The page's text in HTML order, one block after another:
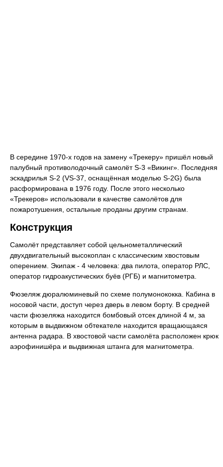
В середине 1970-х годов на замену «Трекеру» пришёл новый
палубный противолодочный самолёт S-3 «Викинг». Последняя
эскадрилья S-2 (VS-37, оснащённая моделью S-2G) была
расформирована в 1976 году. После этого несколько
«Трекеров» использовали в качестве самолётов для
пожаротушения, остальные проданы другим странам.
Конструкция
Самолёт представляет собой цельнометаллический
двухдвигательный высокоплан с классическим хвостовым
оперением. Экипаж - 4 человека: два пилота, оператор РЛС,
оператор гидроакустических буёв (РГБ) и магнитометра.
Фюзеляж дюралюминевый по схеме полумонококка. Кабина в
носовой части, доступ через дверь в левом борту. В средней
части фюзеляжа находится бомбовый отсек длиной 4 м, за
которым в выдвижном обтекателе находится вращающаяся
антенна радара. В хвостовой части самолёта расположен крюк
аэрофинишёра и выдвижная штанга для магнитометра.